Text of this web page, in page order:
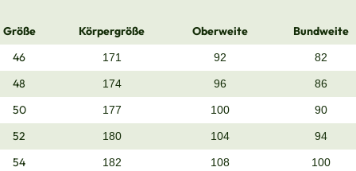
Größe Körpergröße Oberweite
Bundweite
46
171 92 82
48 174 96 86
50 177 100 90
52 180 104 94
54 182 108 100